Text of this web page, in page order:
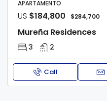
APARTAMENTO
US $184,800 $284,700
Mureña Residences
3 2
Call